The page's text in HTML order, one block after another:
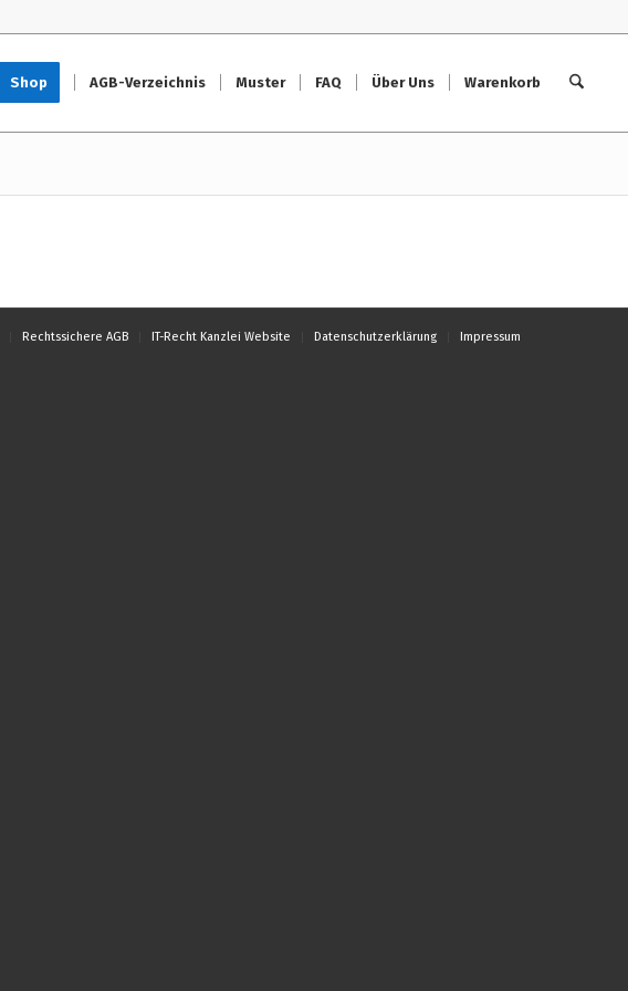
Shop AGB-Verzeichnis Muster FAQ Über Uns Warenkorb
Rechtssichere AGB IT-Recht Kanzlei Website Datenschutzerklärung Impressum